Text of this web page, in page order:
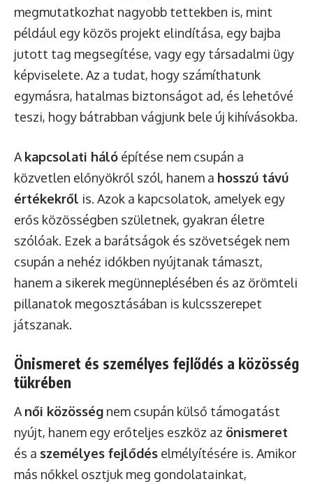
megmutatkozhat nagyobb tettekben is, mint
például egy közös projekt elindítása, egy bajba
jutott tag megsegítése, vagy egy társadalmi ügy
képviselete. Az a tudat, hogy számíthatunk
egymásra, hatalmas biztonságot ad, és lehetővé
teszi, hogy bátrabban vágjunk bele új kihívásokba.
A kapcsolati háló építése nem csupán a
közvetlen előnyökről szól, hanem a hosszú távú
értékekről is. Azok a kapcsolatok, amelyek egy
erős közösségben születnek, gyakran életre
szólóak. Ezek a barátságok és szövetségek nem
csupán a nehéz időkben nyújtanak támaszt,
hanem a sikerek megünneplésében és az örömteli
pillanatok megosztásában is kulcsszerepet
játszanak.
Önismeret és személyes fejlődés a közösség
tükrében
A női közösség nem csupán külső támogatást
nyújt, hanem egy erőteljes eszköz az önismeret
és a személyes fejlődés elmélyítésére is. Amikor
más nőkkel osztjuk meg gondolatainkat,